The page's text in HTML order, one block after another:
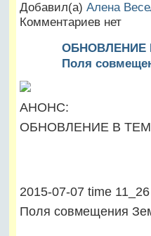
Добавил(а) Алена
Комментариев нет
ОБНОВЛЕНИЕ
Поля
АНОНС:
ОБНОВЛЕНИЕ В
2015-07-07 time 11_26
Поля совмещения